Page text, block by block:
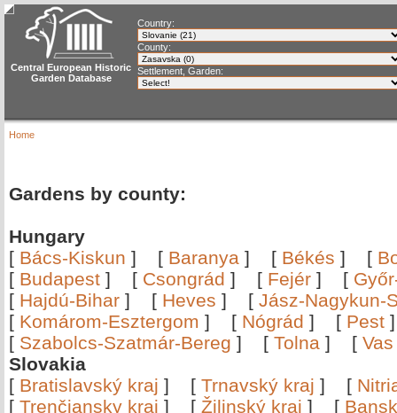
Central European Historic
Garden Database
Country:
County:
Settlement, Garden:
Home
Gardens by county:
Hungary
[ Bács-Kiskun ] [ Baranya ] [ Békés ] [
[ Budapest ] [ Csongrád ] [ Fejér ] [
[ Hajdú-Bihar ] [ Heves ] [ Jász-Nagykun-
[ Komárom-Esztergom ] [ Nógrád ] [ Pest
[ Szabolcs-Szatmár-Bereg ] [ Tolna ] [ Vas
Slovakia
[ Bratislavský kraj ] [ Trnavský kraj ] [
[ Trenčiansky kraj ] [ Žilinský kraj ] [